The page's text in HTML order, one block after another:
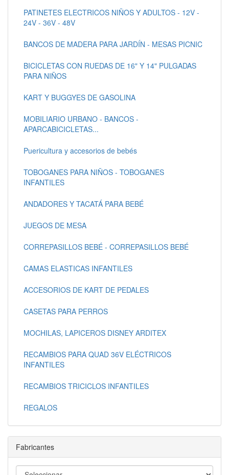
PATINETES ELECTRICOS NIÑOS Y ADULTOS - 12V -
24V - 36V - 48V
BANCOS DE MADERA PARA JARDÍN - MESAS PICNIC
BICICLETAS CON RUEDAS DE 16" Y 14" PULGADAS
PARA NIÑOS
KART Y BUGGYES DE GASOLINA
MOBILIARIO URBANO - BANCOS -
APARCABICICLETAS...
Puericultura y accesorios de bebés
TOBOGANES PARA NIÑOS - TOBOGANES
INFANTILES
ANDADORES Y TACATÁ PARA BEBÉ
JUEGOS DE MESA
CORREPASILLOS BEBÉ - CORREPASILLOS BEBÉ
CAMAS ELASTICAS INFANTILES
ACCESORIOS DE KART DE PEDALES
CASETAS PARA PERROS
MOCHILAS, LAPICEROS DISNEY ARDITEX
RECAMBIOS PARA QUAD 36V ELÉCTRICOS
INFANTILES
RECAMBIOS TRICICLOS INFANTILES
REGALOS
Fabricantes